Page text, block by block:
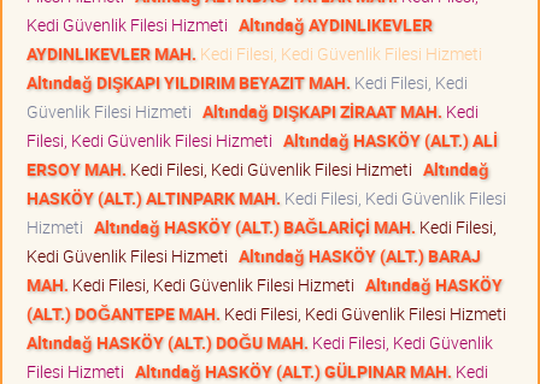
Kedi Güvenlik Filesi Hizmeti Altındağ AYDINLIKEVLER
AYDINLIKEVLER MAH. Kedi Filesi, Kedi Güvenlik Filesi Hizmeti
Altındağ DIŞKAPI YILDIRIM BEYAZIT MAH. Kedi Filesi, Kedi
Güvenlik Filesi Hizmeti Altındağ DIŞKAPI ZİRAAT MAH. Kedi
Filesi, Kedi Güvenlik Filesi Hizmeti Altındağ HASKÖY (ALT.) ALİ
ERSOY MAH. Kedi Filesi, Kedi Güvenlik Filesi Hizmeti Altındağ
HASKÖY (ALT.) ALTINPARK MAH. Kedi Filesi, Kedi Güvenlik Filesi
Hizmeti Altındağ HASKÖY (ALT.) BAĞLARİÇİ MAH. Kedi Filesi,
Kedi Güvenlik Filesi Hizmeti Altındağ HASKÖY (ALT.) BARAJ
MAH. Kedi Filesi, Kedi Güvenlik Filesi Hizmeti Altındağ HASKÖY
(ALT.) DOĞANTEPE MAH. Kedi Filesi, Kedi Güvenlik Filesi Hizmeti
Altındağ HASKÖY (ALT.) DOĞU MAH. Kedi Filesi, Kedi Güvenlik
Filesi Hizmeti Altındağ HASKÖY (ALT.) GÜLPINAR MAH. Kedi